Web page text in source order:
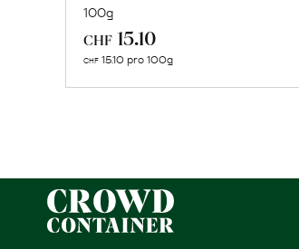
100g
CHF 15.10
CHF 15.10 pro 100g
Warenkorb